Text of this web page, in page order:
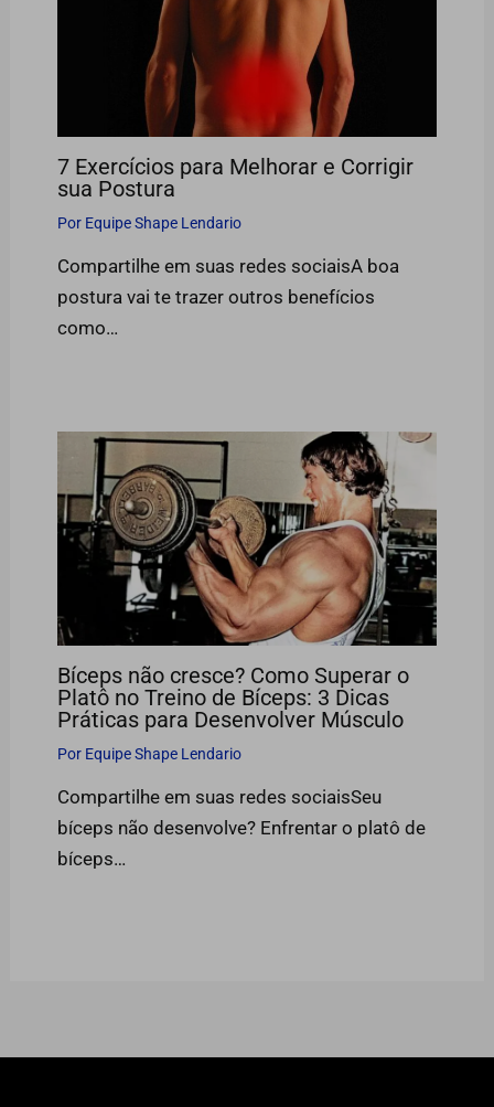
7 Exercícios para Melhorar e Corrigir
sua Postura
Por Equipe Shape Lendario
Compartilhe em suas redes sociaisA boa
postura vai te trazer outros benefícios
como…
Bíceps não cresce? Como Superar o
Platô no Treino de Bíceps: 3 Dicas
Práticas para Desenvolver Músculo
Por Equipe Shape Lendario
Compartilhe em suas redes sociaisSeu
bíceps não desenvolve? Enfrentar o platô de
bíceps…